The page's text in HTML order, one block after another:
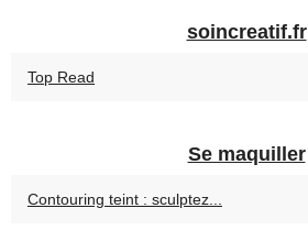
soincreatif.fr
Top Read
Se maquiller
Contouring teint : sculptez...